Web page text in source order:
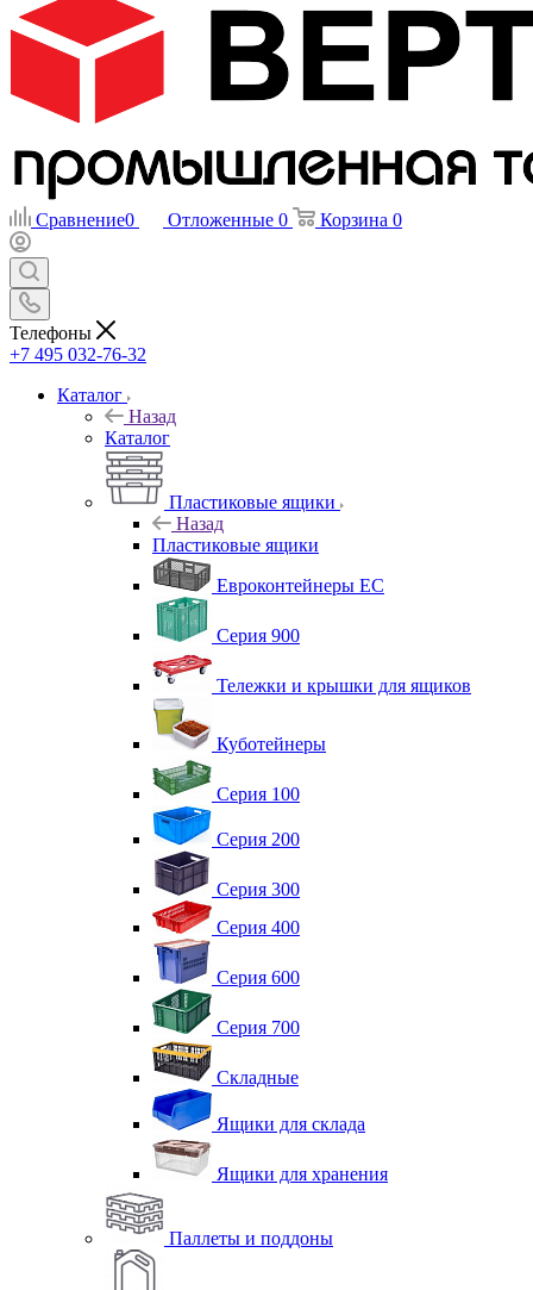
Сравнение0 Отложенные 0 Корзина 0
Телефоны
+7 495 032-76-32
Каталог
Назад
Каталог
Пластиковые ящики
Назад
Пластиковые ящики
Евроконтейнеры ЕС
Серия 900
Тележки и крышки для ящиков
Куботейнеры
Серия 100
Серия 200
Серия 300
Серия 400
Серия 600
Серия 700
Складные
Ящики для склада
Ящики для хранения
Паллеты и поддоны